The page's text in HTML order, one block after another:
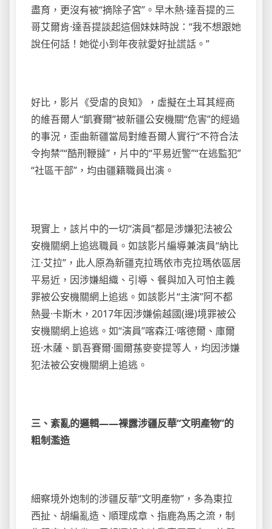
盡育，更沒有被“摘除子宮”。早木熱·達吾提的三
哥艾爾肯·達吾提談起這個妹妹時說：“我不想跟她
說任何話！她從小到年夜就愛好扯謊話。”
好比，影片《受虐的良知》，虛擬在土耳其經商
的維吾爾人“凱賽爾”被新疆公安機關“危害”的經過
的事況，歪曲新疆當局對維吾爾人實行“不符合法
令拘禁”“酷刑鞭撻”，片中的“平易近警”“在逃監犯”
“社區干部”，均由疆籍職員出演。
現實上，該片中的一切“演員”都是涉嫌犯法被公
安機關網上追逃職員。如該影片編導兼演員“納比
江·艾拉”，此人原為新疆克拉瑪依市克拉瑪依區居
平易近，因涉嫌組織、引導、餐與加入可怕主義
罪被公安機關網上追逃。如該影片“主演”阿不都
熱曼·卡斯木，2017年因涉嫌偷越國(邊)境罪被公
安機關網上追逃。如“演員”喀森江·喀德爾、庫爾
班·木薩、凱吾賽爾·圖爾蓀麥麥提等人，均因涉嫌
犯法被公安機關網上追逃。
三、紊亂的邏輯——裸露涉疆反華“文明產物”的
粗制濫造
細察境外炮制的涉疆反華“文明產物”，多為東拉
西扯、胡編亂造、順理成章、指鹿為馬之流，制